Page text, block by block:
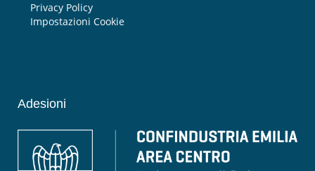
Privacy Policy
Impostazioni Cookie
Adesioni